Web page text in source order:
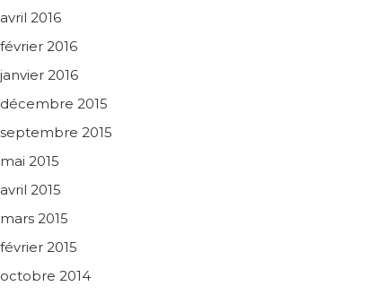
avril 2016
février 2016
janvier 2016
décembre 2015
septembre 2015
mai 2015
avril 2015
mars 2015
février 2015
octobre 2014